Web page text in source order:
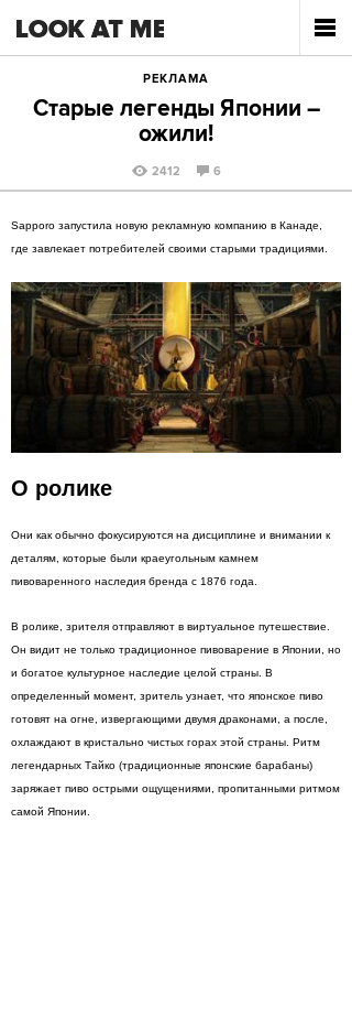
РЕКЛАМА
Старые легенды Японии –
ожили!
2412 6
Sapporo запустила новую рекламную компанию в Канаде,
где завлекает потребителей своими старыми традициями.
О ролике
Они как обычно фокусируются на дисциплине и внимании к
деталям, которые были краеугольным камнем
пивоваренного наследия бренда с 1876 года.
В ролике, зрителя отправляют в виртуальное путешествие.
Он видит не только традиционное пивоварение в Японии, но
и богатое культурное наследие целой страны. В
определенный момент, зритель узнает, что японское пиво
готовят на огне, извергающими двумя драконами, а после,
охлаждают в кристально чистых горах этой страны. Ритм
легендарных Тайко (традиционные японские барабаны)
заряжает пиво острыми ощущениями, пропитанными ритмом
самой Японии.